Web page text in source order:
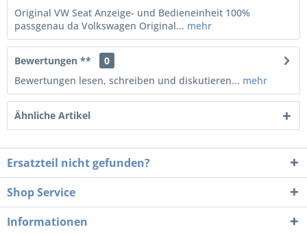
Original VW Seat Anzeige- und Bedieneinheit 100%
passgenau da Volkswagen Original... mehr
Bewertungen **
0
Bewertungen lesen, schreiben und diskutieren... mehr
Ähnliche Artikel
Ersatzteil nicht gefunden?
Shop Service
Informationen